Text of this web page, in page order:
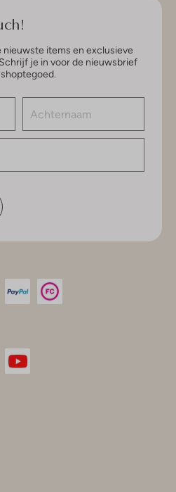
nieuwste items en exclusieve
je in voor de nieuwsbrief